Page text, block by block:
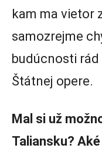
kam ma vietor
samozrejme
budúcnosti
Štátnej opere.
Mal si už
Taliansku?